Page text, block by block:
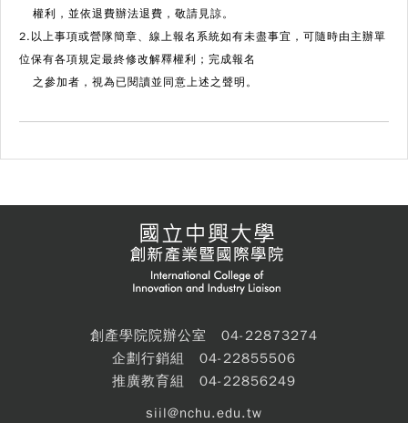
權利，並依退費辦法退費，敬請見諒。
2.以上事項或營隊簡章、線上報名系統如有未盡事宜，可隨時由主辦單
位保有各項規定最終修改解釋權利；完成報名
之參加者，視為已閱讀並同意上述之聲明。
創產學院院辦公室 04-22873274
企劃行銷組 04-22855506
推廣教育組 04-22856249
siil@nchu.edu.tw